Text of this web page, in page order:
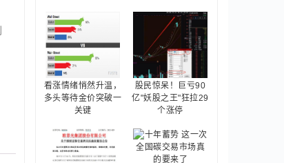
看涨情绪悄然升温，
多头等待金价突破一
关键
股民惊呆！巨亏90
亿"妖股之王"狂拉29
个涨停